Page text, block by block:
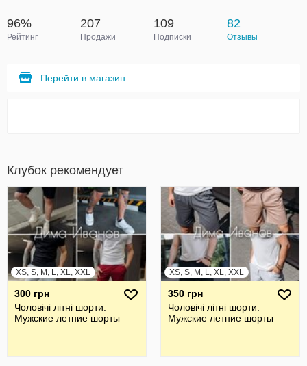
96%
Рейтинг
207
Продажи
109
Подписки
82
Отзывы
Перейти в магазин
Клубок рекомендует
XS, S, M, L, XL, XXL
300 грн
Чоловічі літні шорти.
Мужские летние шорты
XS, S, M, L, XL, XXL
350 грн
Чоловічі літні шорти.
Мужские летние шорты